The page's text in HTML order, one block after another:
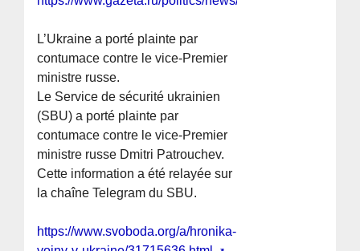
L’Ukraine a porté plainte par
contumace contre le vice-Premier
ministre russe.
Le Service de sécurité ukrainien
(SBU) a porté plainte par
contumace contre le vice-Premier
ministre russe Dmitri Patrouchev.
Cette information a été relayée sur
la chaîne Telegram du SBU.
https://www.svoboda.org/a/hronika-